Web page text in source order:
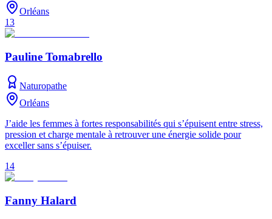
Orléans
13
Pauline Tomabrello
Naturopathe
Orléans
J’aide les femmes à fortes responsabilités qui s’épuisent entre stress,
pression et charge mentale à retrouver une énergie solide pour
exceller sans s’épuiser.
14
Fanny Halard